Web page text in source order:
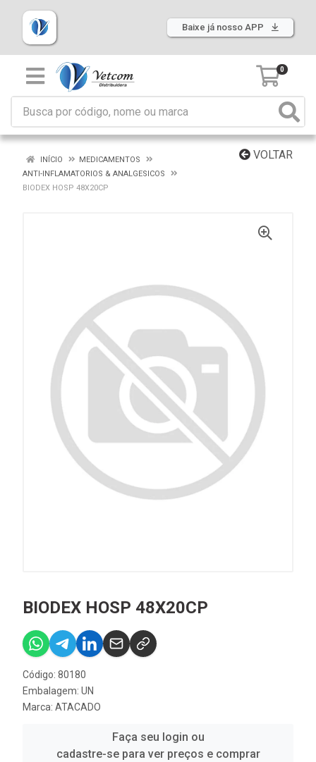
Baixe já nosso APP
0
VOLTAR
INÍCIO
MEDICAMENTOS
ANTI-INFLAMATORIOS & ANALGESICOS
BIODEX HOSP 48X20CP
BIODEX HOSP 48X20CP
Código: 80180
Embalagem: UN
Marca: ATACADO
Faça seu login ou
cadastre-se para ver preços e comprar